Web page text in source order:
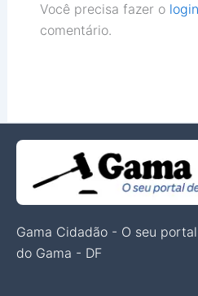
Você precisa fazer o login
comentário.
Gama Cidadão - O seu
do Gama - DF